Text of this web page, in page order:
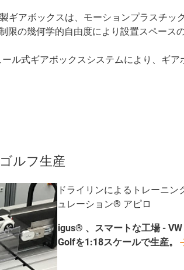
ギアボックスは、モーションプラスチ
限の幾何学的自由度により設置スペー
ル式ギアボックスシステムにより、ギ
ルフ生産
ドライリンによるトレーニン
ュレーション® アピロ
igus® 、スマートな工場 - VW
Golfを1:18スケールで生産。